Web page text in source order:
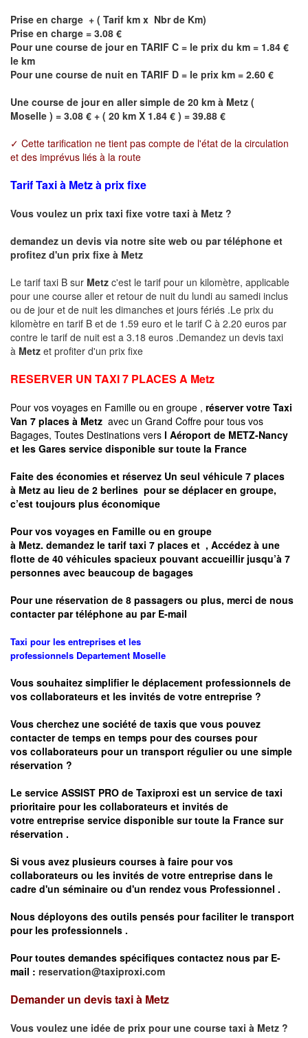
Prise en charge + ( Tarif km x Nbr de Km)
Prise en charge = 3.08 €
Pour une course de jour en TARIF C = le prix du km = 1.84 €
le km
Pour une course de nuit en TARIF D = le prix km = 2.60 €
Une course de jour en aller simple de 20 km à Metz (
Moselle ) = 3.08 € + ( 20 km X 1.84 € ) = 39.88 €
✓ Cette tarification ne tient pas compte de l'état de la circulation
et des imprévus liés à la route
Tarif Taxi à Metz à prix fixe
Vous voulez un prix taxi fixe votre taxi à Metz ?
demandez un devis via notre site web ou par téléphone et
profitez d'un prix fixe à Metz
Le tarif taxi B sur Metz c'est le tarif pour un kilomètre, applicable
pour une course aller et retour de nuit du lundi au samedi inclus
ou de jour et de nuit les dimanches et jours fériés .Le prix du
kilomètre en tarif B et de 1.59 euro et le tarif C à 2.20 euros par
contre le tarif de nuit est a 3.18 euros .Demandez un devis taxi
à Metz et profiter d'un prix fixe
RESERVER UN TAXI 7 PLACES A Metz
Pour vos voyages en Famille ou en groupe , réserver votre Taxi
Van 7 places à Metz avec un Grand Coffre pour tous vos
Bagages, Toutes Destinations vers l Aéroport de METZ-Nancy
et les Gares service disponible sur toute la France
Faite des économies et réservez Un seul véhicule 7 places
à Metz au lieu de 2 berlines pour se déplacer en groupe,
c’est toujours plus économique
Pour vos voyages en Famille ou en groupe
à Metz. demandez le tarif taxi 7 places et , Accédez à une
flotte de 40 véhicules spacieux pouvant accueillir jusqu’à 7
personnes avec beaucoup de bagages
Pour une réservation de 8 passagers ou plus, merci de nous
contacter par téléphone au par E-mail
Taxi pour les entreprises et les
professionnels Departement Moselle
Vous souhaitez simplifier le déplacement professionnels de
vos collaborateurs et les invités de votre entreprise ?
Vous cherchez une société de taxis que vous pouvez
contacter de temps en temps pour des courses pour
vos collaborateurs pour un transport régulierou une simple
réservation ?
Le service ASSIST PRO de Taxiproxi est un service de taxi
prioritaire pour les collaborateurs et invités de
votre entreprise service disponible sur toute la France sur
réservation .
Si vous avez plusieurs courses à faire pour vos
collaborateurs ou les invités de votre entreprise dans le
cadre d'un séminaire ou d'un rendez vous Professionnel .
Nous déployons des outils pensés pour faciliter le transport
pour les professionnels .
Pour toutes demandes spécifiques contactez nous par E-
mail : reservation@taxiproxi.com
Demander un devis taxi à Metz
Vous voulez une idée de prix pour une course taxi à Metz ?